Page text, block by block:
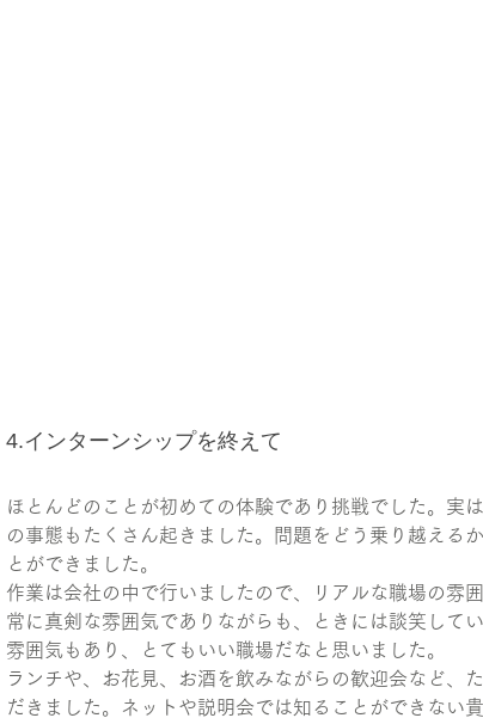
4.インターンシップを終えて
ほとんどのことが初めての体験であり挑戦でした。実
の事態もたくさん起きました。問題をどう乗り越える
とができました。
作業は会社の中で行いましたので、リアルな職場の雰
常に真剣な雰囲気でありながらも、ときには談笑して
雰囲気もあり、とてもいい職場だなと思いました。
ランチや、お花見、お酒を飲みながらの歓迎会など、
だきました。ネットや説明会では知ることができない